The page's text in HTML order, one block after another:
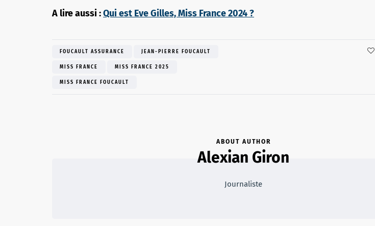
A lire aussi :Qui est Eve Gilles, Miss France 2024 ?
FOUCAULT ASSURANCE JEAN-PIERRE FOUCAULT
MISS FRANCE MISS FRANCE 2025
MISS FRANCE FOUCAULT
ABOUT AUTHOR
Alexian Giron
Journaliste